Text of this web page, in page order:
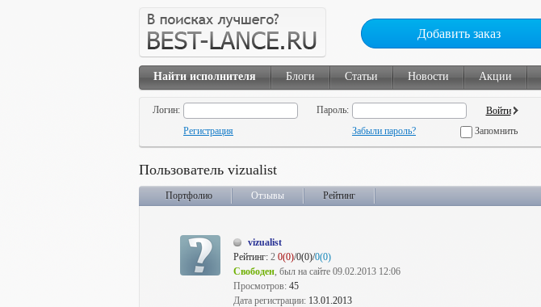
Добавить заказ
Найти исполнителя Блоги Статьи Новости Акции
Логин:
Пароль:
Регистрация
Забыли пароль? Запомнить
Пользователь vizualist
Портфолио Отзывы Рейтинг
vizualist
Рейтинг: 2 0(0)/0(0)/0(0)
Свободен, был на сайте 09.02.2013 12:06
Просмотров: 45
Дата регистрации: 13.01.2013